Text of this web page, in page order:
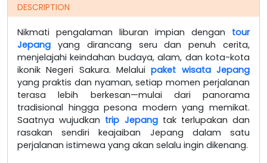
DESCRIPTION
Nikmati pengalaman liburan impian dengan tour
Jepang yang dirancang seru dan penuh cerita,
menjelajahi keindahan budaya, alam, dan kota-kota
ikonik Negeri Sakura. Melaluipaket wisata Jepang
yang praktis dan nyaman, setiap momen perjalanan
terasa lebih berkesan—mulai dari panorama
tradisional hingga pesona modern yang memikat.
Saatnya wujudkan trip Jepangtak terlupakan dan
rasakan sendiri keajaiban Jepang dalam satu
perjalanan istimewa yang akan selalu ingin dikenang.